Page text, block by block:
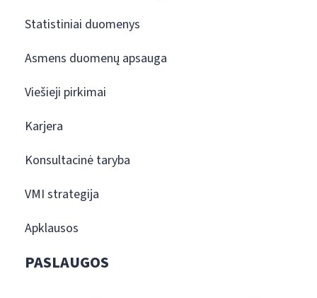
Statistiniai duomenys
Asmens duomenų apsauga
Viešieji pirkimai
Karjera
Konsultacinė taryba
VMI strategija
Apklausos
PASLAUGOS